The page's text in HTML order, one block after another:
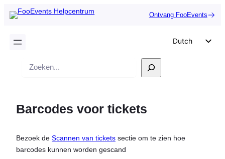
Ontvang FooEvents
Dutch
French
Zoek
Barcodes voor tickets
Bezoek de Scannen van tickets sectie om te zien hoe
barcodes kunnen worden gescand